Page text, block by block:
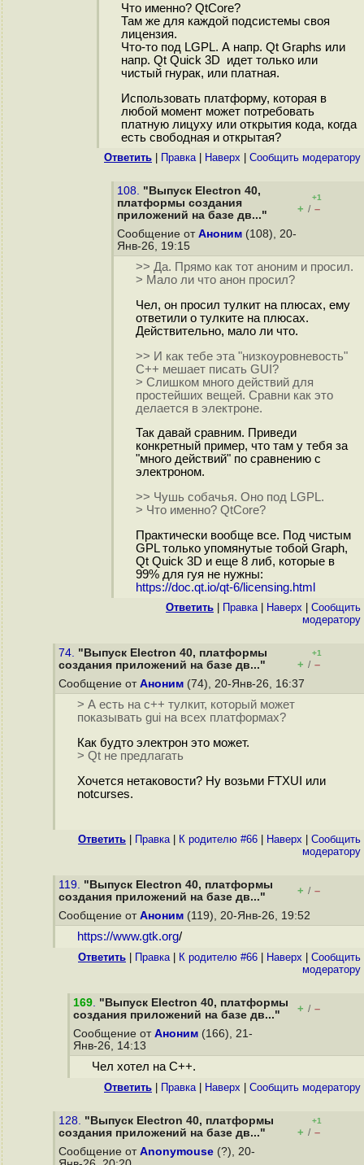
Что именно? QtCore?
Там же для каждой подсистемы своя
лицензия.
Что-то под LGPL. А напр. Qt Graphs или
напр. Qt Quick 3D идет только или
чистый гнурак, или платная.
Использовать платформу, которая в
любой момент может потребовать
платную лицуху или открытия кода, когда
есть свободная и открытая?
Ответить Правка| Наверх Cообщить модератору
108. "Выпуск Electron 40,
платформы создания
приложений на базе дв..."
+1
+ / –
Сообщение от Аноним (108), 20-
Янв-26, 19:15
>> Да. Прямо как тот аноним и просил.
> Мало ли что анон просил?
Чел, он просил тулкит на плюсах, ему
ответили о тулките на плюсах.
Действительно, мало ли что.
>> И как тебе эта "низкоуровневость"
C++ мешает писать GUI?
> Слишком много действий для
простейших вещей. Сравни как это
делается в электроне.
Так давай сравним. Приведи
конкретный пример, что там у тебя за
"много действий" по сравнению с
электроном.
>> Чушь собачья. Оно под LGPL.
> Что именно? QtCore?
Практически вообще все. Под чистым
GPL только упомянутые тобой Graph,
Qt Quick 3D и еще 8 либ, которые в
99% для гуя не нужны:
https://doc.qt.io/qt-6/licensing.html
Ответить Правка| Наверх
Cообщить
модератору
74. "Выпуск Electron 40, платформы
создания приложений на базе дв..."
+1
+ / –
Сообщение от Аноним (74), 20-Янв-26, 16:37
> А есть на с++ тулкит, который может
показывать gui на всех платформах?
Как будто электрон это может.
> Qt не предлагать
Хочется нетаковости? Ну возьми FTXUI или
notcurses.
Ответить Правка| К родителю #66 Наверх
Cообщить
модератору
119. "Выпуск Electron 40, платформы
создания приложений на базе дв..."
+ / –
Сообщение от Аноним (119), 20-Янв-26, 19:52
https://www.gtk.org/
Ответить Правка| К родителю #66 Наверх
Cообщить
модератору
169. "Выпуск Electron 40, платформы
создания приложений на базе дв..."
+ / –
Сообщение от Аноним (166), 21-
Янв-26, 14:13
Чел хотел на C++.
Ответить Правка| Наверх Cообщить модератору
128. "Выпуск Electron 40, платформы
создания приложений на базе дв..."
+1
+ / –
Сообщение от Anonymouse (?), 20-